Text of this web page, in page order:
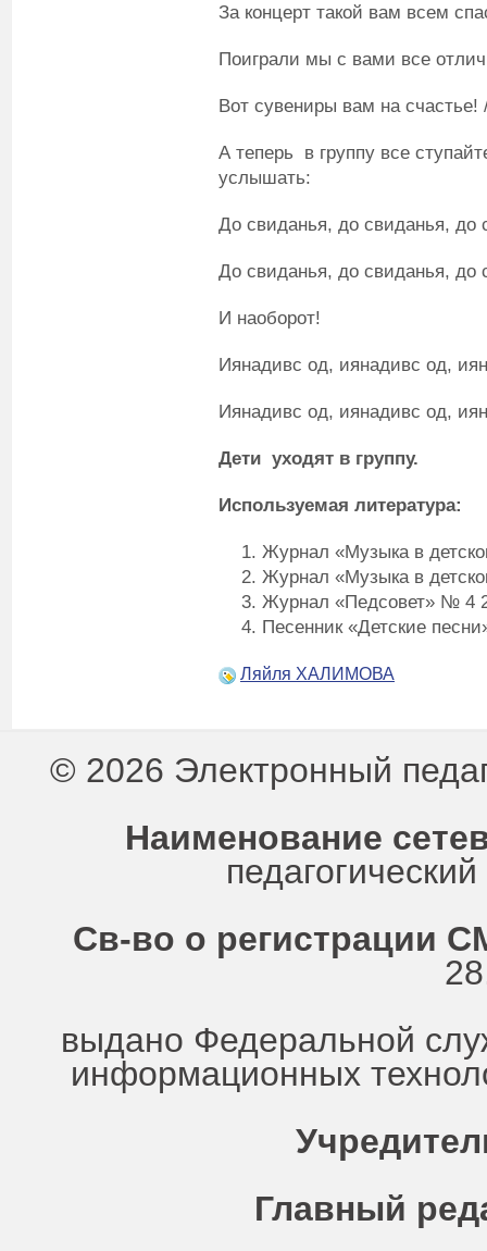
За концерт такой вам всем
Поиграли мы с вами все
Вот сувениры вам на счастье!
А теперь в группу все
услышать:
До свиданья, до свиданья, до
До свиданья, до свиданья, до
И наоборот!
Иянадивс од, иянадивс од,
Иянадивс од, иянадивс од,
Дети уходят в группу.
Используемая литература:
Журнал «Музыка в
Журнал «Музыка в
Журнал «Педсовет» № 4
Песенник «Детские
Ляйля ХАЛИМОВА
© 2026 Электронный
Наименование
Св-во о регистрации
выдано Федеральной
информационных
Главный